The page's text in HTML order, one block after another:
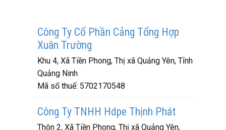
Công Ty Cổ Phần Cảng Tổng Hợp
Xuân Trường
Khu 4, Xã Tiền Phong, Thị xã Quảng Yên, Tỉnh
Quảng Ninh
Mã số thuế: 5702170548
Công Ty TNHH Hdpe Thịnh Phát
Thôn 2, Xã Tiền Phong, Thị xã Quảng Yên,